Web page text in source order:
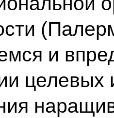
и
целевых